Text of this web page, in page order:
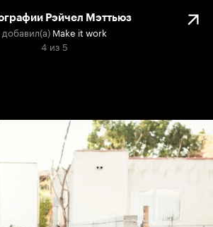
Рэйчел Мэттьюз
добавил(а) Make it work
4 из 5